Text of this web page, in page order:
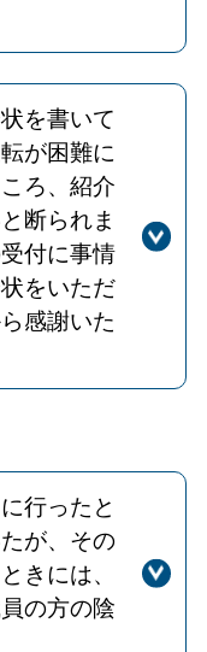
させてしまい申
。患者さんとご
提供できるよ
いきます。
を書いて
が困難に
ろ、紹介
断られま
付に事情
をいただ
感謝いた
診が円滑に進み
ような嬉しい
めて参りま
行ったと
が、その
きには、
の方の陰